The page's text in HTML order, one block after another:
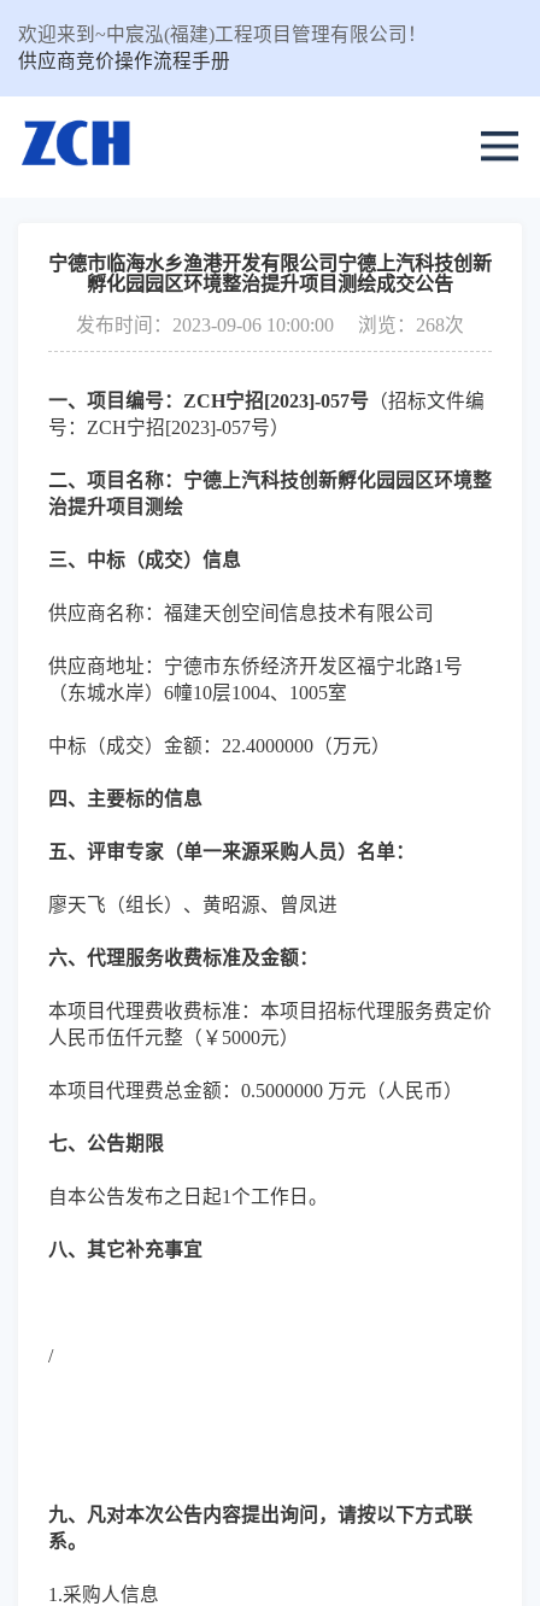
欢迎来到~中宸泓(福建)工程项目管理有限公司！
供应商竞价操作流程手册
宁德市临海水乡渔港开发有限公司宁德上汽科技创新
孵化园园区环境整治提升项目测绘成交公告
发布时间：2023-09-06 10:00:00
浏览：268次
一、项目编号：ZCH宁招[2023]-057号 （招标文件编
号：ZCH宁招[2023]-057号）
二、项目名称：宁德上汽科技创新孵化园园区环境整
治提升项目测绘
三、中标（成交）信息
供应商名称：福建天创空间信息技术有限公司
供应商地址：宁德市东侨经济开发区福宁北路1号
（东城水岸）6幢10层1004、1005室
中标（成交）金额：22.4000000（万元）
四、主要标的信息
五、评审专家（单一来源采购人员）名单：
廖天飞（组长）、黄昭源、曾凤进
六、代理服务收费标准及金额：
本项目代理费收费标准：本项目招标代理服务费定价
人民币伍仟元整（￥5000元）
本项目代理费总金额：0.5000000 万元（人民币）
七、公告期限
自本公告发布之日起1个工作日。
八、其它补充事宜
/
九、凡对本次公告内容提出询问，请按以下方式联
系。
1.采购人信息